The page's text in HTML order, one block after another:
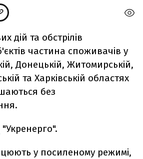
дій та обстрілів
частина споживачів у
Донецькій, Житомирській,
та Харківській областях
без
"Укренерго".
у посиленому режимі,